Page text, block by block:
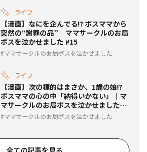
ライフ
【漫画】なにを企んでる!? ボスママから
突然の“謝罪の品”｜ママサークルのお局
ボスを泣かせました #15
ママサークルのお局ボスを泣かせました
ライフ
【漫画】次の標的はまさか、1歳の娘!?
ボスママの心の中「納得いかない」｜マ
マサークルのお局ボスを泣かせました
#14
ママサークルのお局ボスを泣かせました
全ての記事を見る